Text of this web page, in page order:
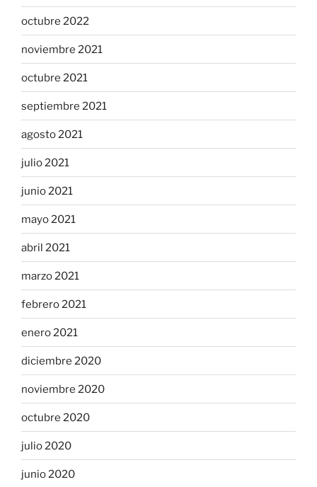
octubre 2022
noviembre 2021
octubre 2021
septiembre 2021
agosto 2021
julio 2021
junio 2021
mayo 2021
abril 2021
marzo 2021
febrero 2021
enero 2021
diciembre 2020
noviembre 2020
octubre 2020
julio 2020
junio 2020